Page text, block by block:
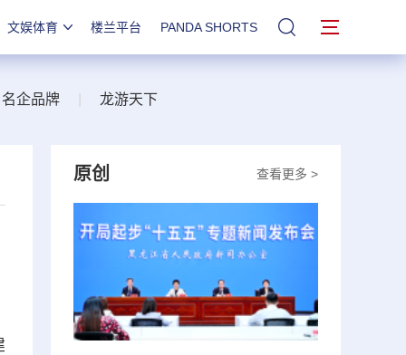
文娱体育 楼兰平台 PANDA SHORTS 站内搜索
名企品牌 龙游天下
查看更多 >
原创